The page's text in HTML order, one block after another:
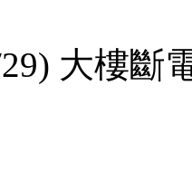
大樓斷